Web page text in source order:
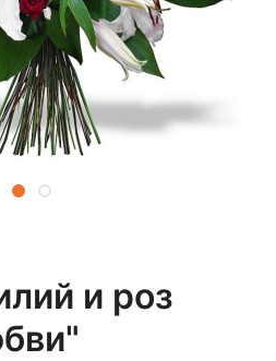
и роз